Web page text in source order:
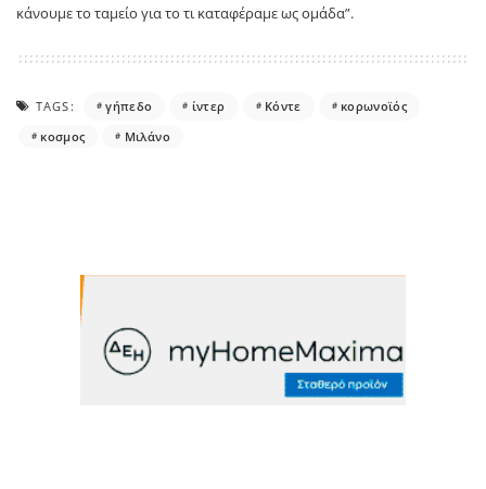
κάνουμε το ταμείο για το τι καταφέραμε ως ομάδα”.
TAGS: γήπεδο ίντερ Κόντε
κορωνοϊός
κοσμος
Μιλάνο